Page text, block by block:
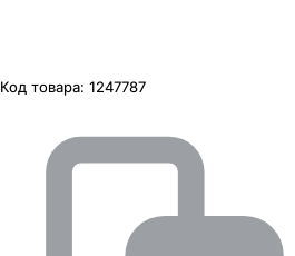
Код товара: 1247787